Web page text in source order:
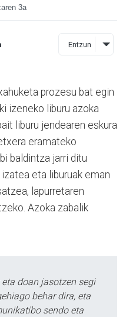
3a
Entzun
prozesu bat egin
izeneko liburu azoka
liburu jendearen eskura
eramateko
baldintza jarri ditu
eta liburuak eman
lapurretaren
Azoka zabalik
doan jasotzen segi
behar dira, eta
sendo eta